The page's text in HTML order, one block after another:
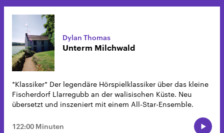
Dylan Thomas
Unterm Milchwald
*Klassiker* Der legendäre Hörspielklassiker über das kleine
Fischerdorf Llarregubb an der walisischen Küste. Neu
übersetzt und inszeniert mit einem All-Star-Ensemble.
122:00 Minuten